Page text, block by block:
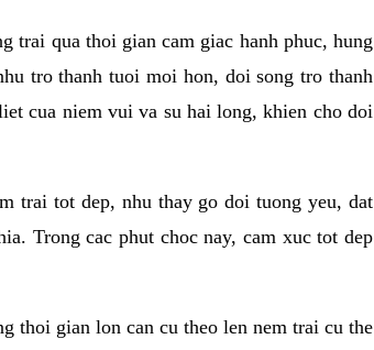
trai qua thoi gian cam giac hanh phuc, hung
tro thanh tuoi moi hon, doi song tro thanh
cua niem vui va su hai long, khien cho doi
trai tot dep, nhu thay go doi tuong yeu, dat
Trong cac phut choc nay, cam xuc tot dep
thoi gian lon can cu theo len nem trai cu the